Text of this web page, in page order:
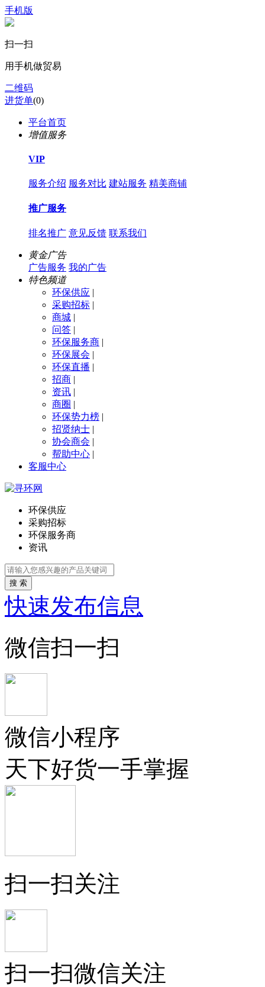
手机版
扫一扫
用手机做贸易
二维码
进货单(0)
平台首页
增值服务
VIP
服务介绍 服务对比 建站服务 精美商铺
推广服务
排名推广 意见反馈 联系我们
黄金广告
广告服务 我的广告
特色频道
环保供应 |
采购招标 |
商城 |
问答 |
环保服务商 |
环保展会 |
环保直播 |
招商 |
资讯 |
商圈 |
环保势力榜 |
招贤纳士 |
协会商会 |
帮助中心 |
客服中心
环保供应
采购招标
环保服务商
资讯
搜 索
快速发布信息
微信扫一扫
微信小程序
天下好货一手掌握
扫一扫关注
扫一扫微信关注